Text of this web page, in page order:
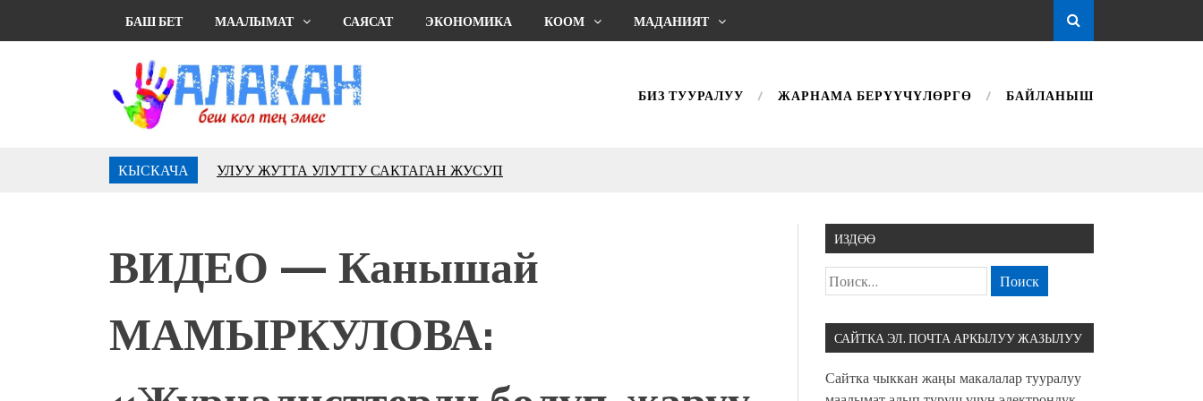
БАШ БЕТ МААЛЫМАТ САЯСАТ ЭКОНОМИКА КООМ МАДАНИЯТ
БИЗ ТУУРАЛУУ ЖАРНАМА БЕРҮҮЧҮЛӨРГӨ БАЙЛАНЫШ
КЫСКАЧА
УЛУУ ЖУТТА УЛУТТУ САКТАГАН ЖУСУП
Аида САЛЯНОВА: "Кыргыз шахмат союзунун
президенти болуп шайланышым сыймык жана чоң
Садыр ЖАПАРОВ: “Айтматовдой адабият алпы чыгыш
үчүн, улуу көч уланышы үчүн журнал сөзсүз керек!”
ВИДЕО — Канышай
МАМЫРКУЛОВА:
ИЗДӨӨ
САЙТКА ЭЛ. ПОЧТА АРКЫЛУУ ЖАЗЫЛУУ
Сайтка чыккан жаңы макалалар тууралуу